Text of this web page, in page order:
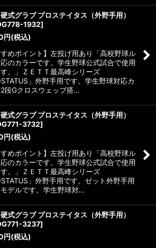
式グラブ プロステイタス（外野手用）
1932]
円(税込)
すめポイント】左投げ用あり「高校野球ル
のカラーです。学生野球公式試合で使用
。」ＺＥＴＴ最高峰シリーズ
」外野手用です。学生野球対応カ
段Gクロスウェッブ搭…
式グラブ プロステイタス（外野手用）
3732]
円(税込)
すめポイント】左投げ用あり「高校野球ル
のカラーです。学生野球公式試合で使用
。」ＺＥＴＴ最高峰シリーズ
」外野手用です。ゼット外野手用
デルです。学生野球対…
式グラブ プロステイタス（外野手用）
3237]
円(税込)